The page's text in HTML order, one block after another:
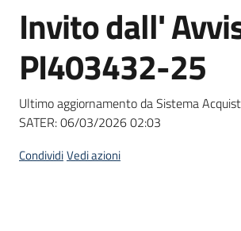
Bandi
strumenti
acquisto
Salta al contenuto
Invito dall'
PI403432-25
Ultimo aggiornamento da Sistema
SATER:06/03/2026 02:03
CondividiVedi azioni